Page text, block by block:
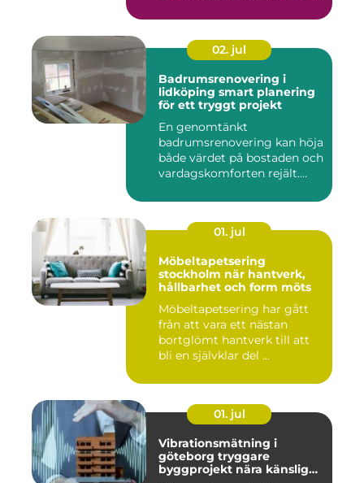
02. jul
Badrumsrenovering i
lidköping smart planering
för ett tryggt projekt
En genomtänkt
badrumsrenovering kan höja
både värdet på bostaden och
vardagskomforten rejält.
01. jul
Möbeltapetsering
stockholm när hantverk,
hållbarhet och form möts
Möbeltapetsering har gått
från att vara ett nästan
bortglömt hantverk till att
bli en självklar del ...
01. jul
Vibrationsmätning i
göteborg tryggare
byggprojekt nära känsliga